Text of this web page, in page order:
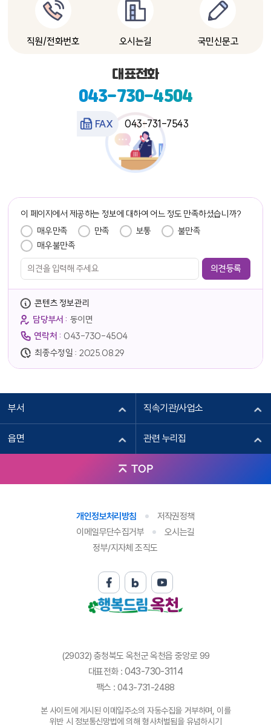
직원/전화번호 오시는길 국민신문고
대표전화
043-730-4504
FAX 043-731-7543
이 페이지에서 제공하는 정보에 대하여 어느 정도 만족하셨습니까?
매우만족 만족 보통
불만족
매우불만족
콘텐츠 정보관리
담당부서 : 동이면
연락처 : 043-730-4504
최종수정일 : 2025.08.29
부서 직속기관/사업소
읍면 관련 누리집
TOP
개인정보처리방침
저작권정책
이메일무단수집거부
오시는길
정부/지자체 조직도
(29032) 충청북도 옥천군 옥천읍 중앙로 99
대표전화 : 043-730-3114
팩스 : 043-731-2488
본 사이트에 게시된 이메일주소의 자동수집을 거부하며, 이를
위반 시 정보통신망법에 의해 형사처벌됨을 유념하시기